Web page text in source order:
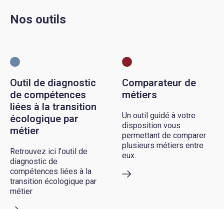
Nos outils
Outil de diagnostic
de compétences
liées à la transition
écologique par
métier
Retrouvez ici l'outil de
diagnostic de
compétences liées à la
transition écologique par
métier
Comparateur de
métiers
Un outil guidé à votre
disposition vous
permettant de comparer
plusieurs métiers entre
eux.